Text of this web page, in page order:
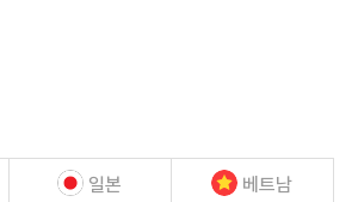
일본 베트남